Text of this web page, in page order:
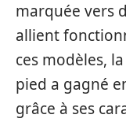
marquée vers
allient
ces modèles,
pied a gagné
grâce à ses